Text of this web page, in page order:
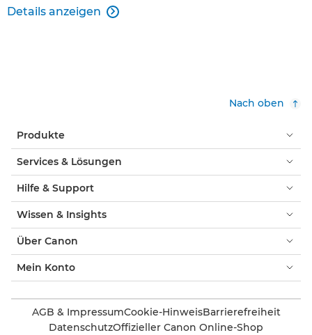
Details anzeigen 
Nach oben
Produkte
Services & Lösungen
Hilfe & Support
Wissen & Insights
Über Canon
Mein Konto
AGB & ImpressumCookie-HinweisBarrierefreiheit
DatenschutzOffizieller Canon Online-Shop